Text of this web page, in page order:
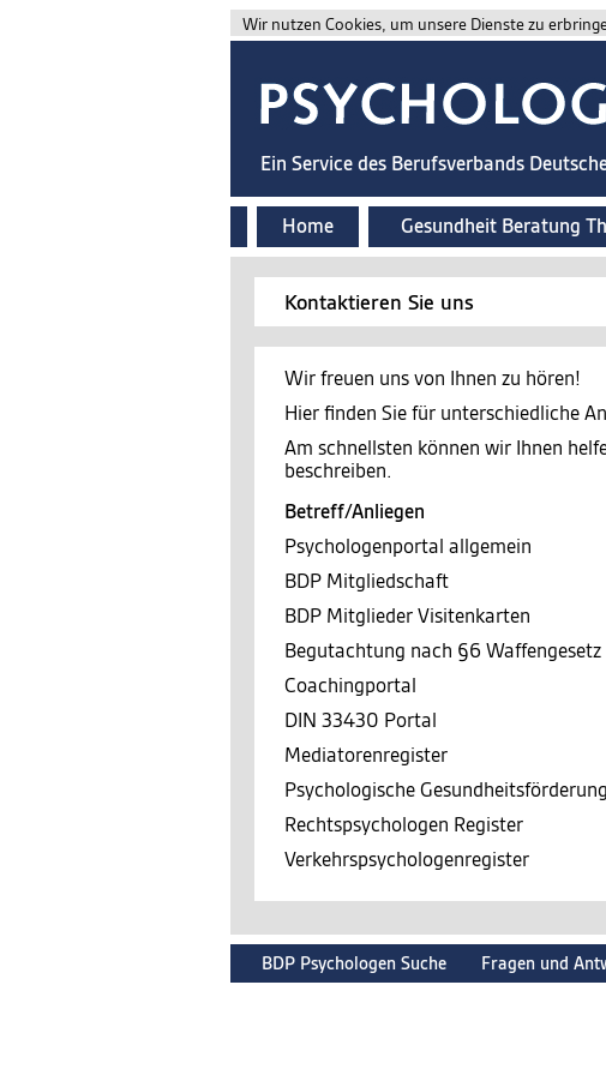
Wir nutzen Cookies, um unsere Dienste zu
Ein Service des Berufsverbands
Home Gesundheit Beratung
Kontaktieren Sie uns
Wir freuen uns von Ihnen zu hören!
Hier finden Sie für unterschiedliche
Am schnellsten können wir Ihnen
beschreiben.
Betreff/Anliegen
Psychologenportal allgemein
BDP Mitgliedschaft
BDP Mitglieder Visitenkarten
Begutachtung nach §6 Waffengesetz
Coachingportal
DIN 33430 Portal
Mediatorenregister
Psychologische
Rechtspsychologen Register
Verkehrspsychologenregister
BDP Psychologen Suche Fragen und